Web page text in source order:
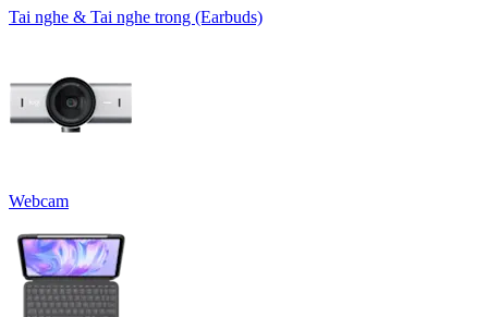
Tai nghe & Tai nghe trong (Earbuds)
Webcam